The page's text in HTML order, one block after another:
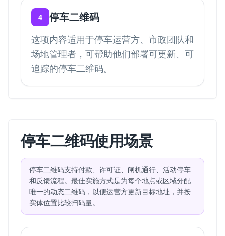
4 停车二维码
这项内容适用于停车运营方、市政团队和
场地管理者，可帮助他们部署可更新、可
追踪的停车二维码。
停车二维码使用场景
停车二维码支持付款、许可证、闸机通行、活动停车
和反馈流程。最佳实施方式是为每个地点或区域分配
唯一的动态二维码，以便运营方更新目标地址，并按
实体位置比较扫码量。